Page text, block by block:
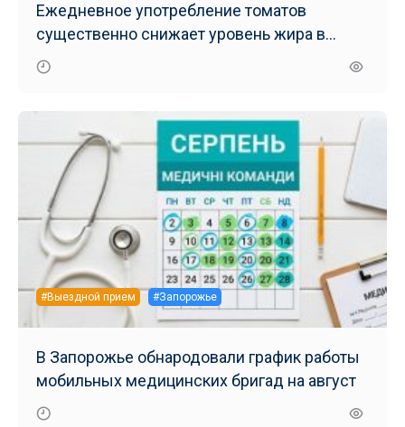
Ежедневное употребление томатов
существенно снижает уровень жира в
печени – результаты нового исследования
#Выездной прием #Запорожье
В Запорожье обнародовали график работы
мобильных медицинских бригад на август